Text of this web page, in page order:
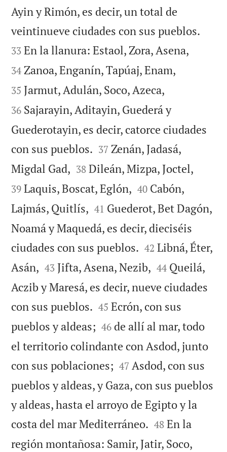
Ayin y Rimón, es decir, un total de
veintinueve ciudades con sus pueblos.
33 En la llanura: Estaol, Zora, Asena,
34 Zanoa, Enganín, Tapúaj, Enam,
35 Jarmut, Adulán, Soco, Azeca,
36 Sajarayin, Aditayin, Guederá y
Guederotayin, es decir, catorce ciudades
con sus pueblos. 

37 Zenán, Jadasá,
Migdal Gad, 

38 Dileán, Mizpa, Joctel,
39 Laquis, Boscat, Eglón, 

40 Cabón,
Lajmás, Quitlís, 

41 Guederot, Bet Dagón,
Noamá y Maquedá, es decir, dieciséis
ciudades con sus pueblos. 

42 Libná, Éter,
Asán, 

43 Jifta, Asena, Nezib, 

44 Queilá,
Aczib y Maresá, es decir, nueve ciudades
con sus pueblos. 

45 Ecrón, con sus
pueblos y aldeas; 

46 de allí al mar, todo
el territorio colindante con Asdod, junto
con sus poblaciones; 

47 Asdod, con sus
pueblos y aldeas, y Gaza, con sus pueblos
y aldeas, hasta el arroyo de Egipto y la
costa del mar Mediterráneo. 

48 En la
región montañosa: Samir, Jatir, Soco,